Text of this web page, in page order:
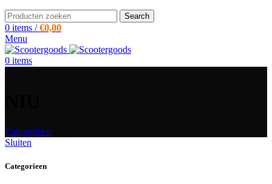
Search
0 items / €0,00
Menu
0 items
Categorieen
Sluiten
Categorieen